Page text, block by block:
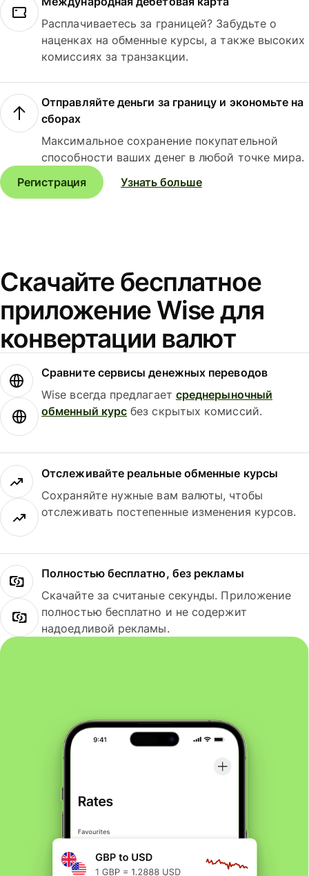
Расплачиваетесь за границей? Забудьте о
наценках на обменные курсы, а также высоких
комиссиях за транзакции.
Отправляйте деньги за границу и экономьте на
сборах
Максимальное сохранение покупательной
способности ваших денег в любой точке мира.
Регистрация
Узнать больше
Скачайте бесплатное
приложение Wise для
конвертации валют
Сравните сервисы денежных переводов
Wise всегда предлагает среднерыночный
обменный курс без скрытых комиссий.
Отслеживайте реальные обменные курсы
Сохраняйте нужные вам валюты, чтобы
отслеживать постепенные изменения курсов.
Полностью бесплатно, без рекламы
Скачайте за считаные секунды. Приложение
полностью бесплатно и не содержит
надоедливой рекламы.